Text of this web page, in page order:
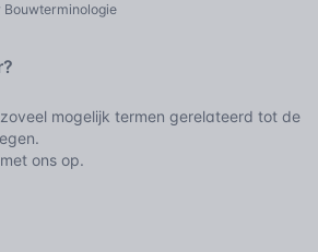
Bouwterminologie
mogelijk termen gerelateerd tot de
ons op.